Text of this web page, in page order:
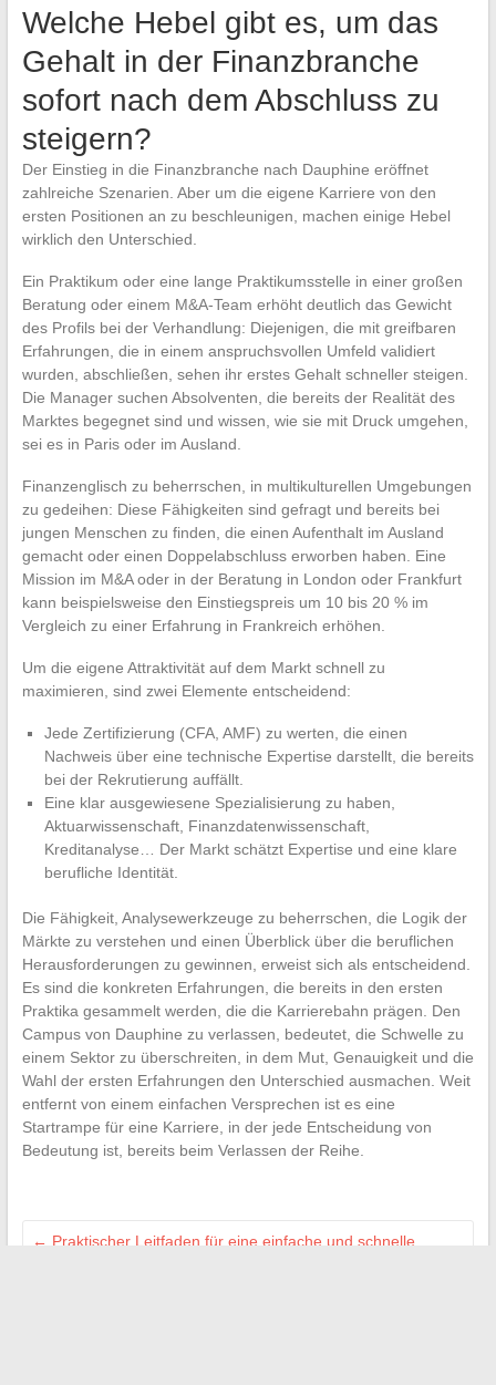
Welche Hebel gibt es, um das
Gehalt in der Finanzbranche
sofort nach dem Abschluss zu
steigern?
Der Einstieg in die Finanzbranche nach Dauphine eröffnet
zahlreiche Szenarien. Aber um die eigene Karriere von den
ersten Positionen an zu beschleunigen, machen einige Hebel
wirklich den Unterschied.
Ein Praktikum oder eine lange Praktikumsstelle in einer großen
Beratung oder einem M&A-Team erhöht deutlich das Gewicht
des Profils bei der Verhandlung: Diejenigen, die mit greifbaren
Erfahrungen, die in einem anspruchsvollen Umfeld validiert
wurden, abschließen, sehen ihr erstes Gehalt schneller steigen.
Die Manager suchen Absolventen, die bereits der Realität des
Marktes begegnet sind und wissen, wie sie mit Druck umgehen,
sei es in Paris oder im Ausland.
Finanzenglisch zu beherrschen, in multikulturellen Umgebungen
zu gedeihen: Diese Fähigkeiten sind gefragt und bereits bei
jungen Menschen zu finden, die einen Aufenthalt im Ausland
gemacht oder einen Doppelabschluss erworben haben. Eine
Mission im M&A oder in der Beratung in London oder Frankfurt
kann beispielsweise den Einstiegspreis um 10 bis 20 % im
Vergleich zu einer Erfahrung in Frankreich erhöhen.
Um die eigene Attraktivität auf dem Markt schnell zu
maximieren, sind zwei Elemente entscheidend:
Jede Zertifizierung (CFA, AMF) zu werten, die einen
Nachweis über eine technische Expertise darstellt, die bereits
bei der Rekrutierung auffällt.
Eine klar ausgewiesene Spezialisierung zu haben,
Aktuarwissenschaft, Finanzdatenwissenschaft,
Kreditanalyse… Der Markt schätzt Expertise und eine klare
berufliche Identität.
Die Fähigkeit, Analysewerkzeuge zu beherrschen, die Logik der
Märkte zu verstehen und einen Überblick über die beruflichen
Herausforderungen zu gewinnen, erweist sich als entscheidend.
Es sind die konkreten Erfahrungen, die bereits in den ersten
Praktika gesammelt werden, die die Karrierebahn prägen. Den
Campus von Dauphine zu verlassen, bedeutet, die Schwelle zu
einem Sektor zu überschreiten, in dem Mut, Genauigkeit und die
Wahl der ersten Erfahrungen den Unterschied ausmachen. Weit
entfernt von einem einfachen Versprechen ist es eine
Startrampe für eine Karriere, in der jede Entscheidung von
Bedeutung ist, bereits beim Verlassen der Reihe.
← Praktischer Leitfaden für eine einfache und schnelle